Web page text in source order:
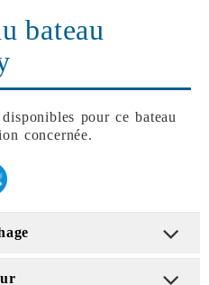
bateau
pour ce bateau
concernée.